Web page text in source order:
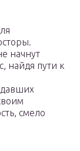
начнут
найдя пути к
смело